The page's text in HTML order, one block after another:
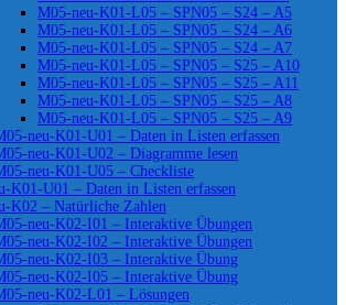
M05-neu-K01-L05 – SPN05 – S24 – A5
M05-neu-K01-L05 – SPN05 – S24 – A6
M05-neu-K01-L05 – SPN05 – S24 – A7
M05-neu-K01-L05 – SPN05 – S25 – A10
M05-neu-K01-L05 – SPN05 – S25 – A11
M05-neu-K01-L05 – SPN05 – S25 – A8
M05-neu-K01-L05 – SPN05 – S25 – A9
neu-K01-U01 – Daten in Listen erfassen
neu-K01-U02 – Diagramme lesen
neu-K01-U05 – Checkliste
K01-U01 – Daten in Listen erfassen
K02 – Natürliche Zahlen
neu-K02-I01 – Interaktive Übungen
neu-K02-I02 – Interaktive Übungen
neu-K02-I03 – Interaktive Übung
neu-K02-I05 – Interaktive Übung
neu-K02-L01 – Lösungen